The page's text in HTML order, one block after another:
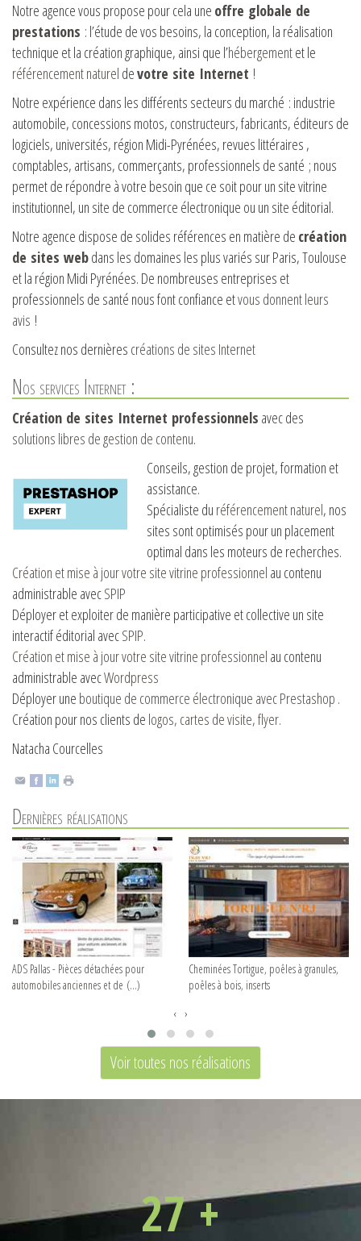
Notre agence vous propose pour cela une offre globale de
prestations : l’étude de vos besoins, la conception, la réalisation
technique et la création graphique, ainsi que l’hébergementet le
référencement naturel devotre site Internet !
Notre expérience dans les différents secteurs du marché : industrie
automobile, concessions motos, constructeurs, fabricants, éditeurs de
logiciels, universités, région Midi-Pyrénées, revues littéraires ,
comptables, artisans, commerçants, professionnels de santé ; nous
permet de répondre à votre besoin que ce soit pour un site vitrine
institutionnel, un site de commerce électronique ou un site éditorial.
Notre agence dispose de solides références en matière de création
de sites webdans les domaines les plus variés sur Paris, Toulouse
et la région Midi Pyrénées. De nombreuses entreprises et
professionnels de santé nous font confiance etvous donnent leurs
avis !
Consultez nos dernières créations de sites Internet
Nos services Internet :
Création de sites Internet professionnels avec des
solutions libres de gestion de contenu.
Conseils, gestion de projet, formation et
assistance.
Spécialiste du référencement naturel, nos
sites sont optimisés pour un placement
optimal dans les moteurs de recherches.
Création et mise à jour votre site vitrine professionnel au contenu
administrable avecSPIP
Déployer et exploiter de manière participative et collective un site
interactif éditorial avecSPIP.
Création et mise à jour votre site vitrine professionnel au contenu
administrable avecWordpress
Déployer une boutique de commerce électronique avec Prestashop .
Création pour nos clients de logos, cartes de visite, flyer.
Natacha Courcelles
Dernières réalisations
ADS Pallas - Pièces détachées pour
automobiles anciennes et de (…)
Cheminées Tortigue, poêles à granules,
poêles à bois, inserts
‹ ›
Voir toutes nos réalisations
27+